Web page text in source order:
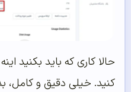
حالا کاری که باید بکنید
کنید. خیلی دقیق و کامل،